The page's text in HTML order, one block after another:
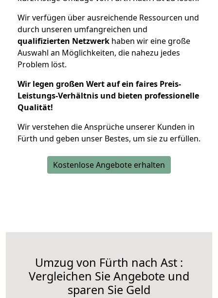
Wir verfügen über ausreichende Ressourcen und
durch unseren umfangreichen und
qualifizierten Netzwerk haben wir eine große
Auswahl an Möglichkeiten, die nahezu jedes
Problem löst.
Wir legen großen Wert auf ein faires Preis-
Leistungs-Verhältnis und bieten professionelle
Qualität!
Wir verstehen die Ansprüche unserer Kunden in
Fürth und geben unser Bestes, um sie zu erfüllen.
Kostenlose Angebote erhalten
Umzug von Fürth nach Ast :
Vergleichen Sie Angebote und
sparen Sie Geld